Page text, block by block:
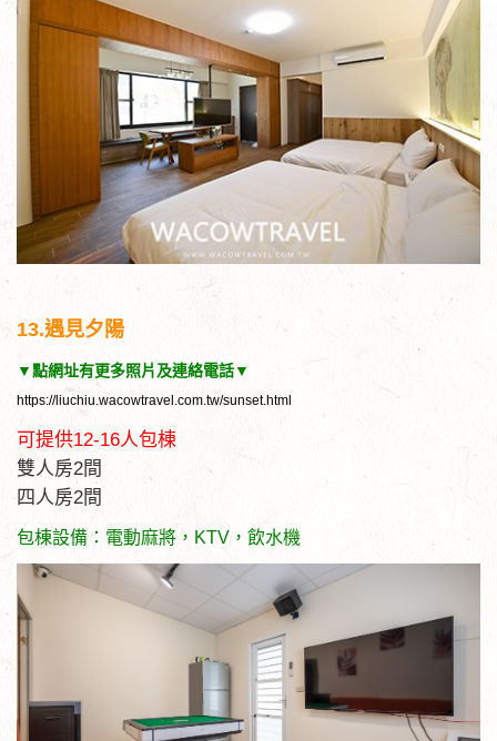
13.遇見夕陽
▼點網址有更多照片及連絡電話▼
https://liuchiu.wacowtravel.com.tw/sunset.html
可提供12-16人包棟
雙人房2間
四人房2間
包棟設備：電動麻將，KTV，飲水機